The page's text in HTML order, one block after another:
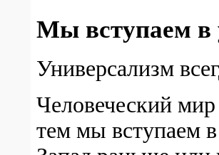
Мы вступаем в
Универсализм
Человеческий мир
тем мы вступаем